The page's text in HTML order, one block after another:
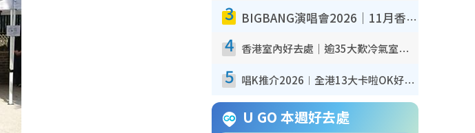
3 BIGBANG演唱會2026｜11月香港啟德開3場！實名制VIP申請、優先購票攻略
4 香港室內好去處｜逾35大歎冷氣室內好去處推介 室內活動免費避雨無懼落雨
5 唱K推介2026︱全港13大卡啦OK好去處！最平$36起 日文K都有！(附地址+收費詳情)
U GO 本週好去處